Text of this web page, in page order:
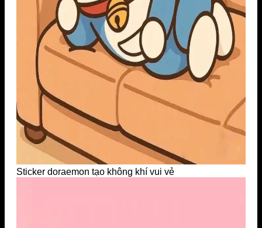
Sticker doraemon tạo không khí vui vẻ